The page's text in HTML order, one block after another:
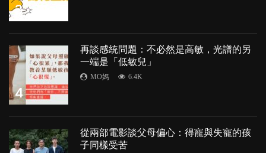
3
4
再談感統問題：不必然是高敏，光譜的另
一端是「低敏兒」
MO媽 6.4K
從兩部電影談父母偏心：得寵與失寵的孩
子同樣受苦